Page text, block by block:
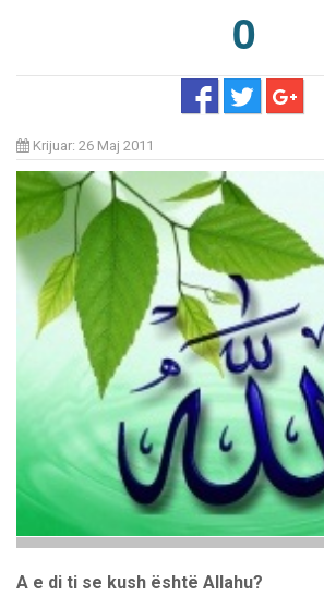
0
Krijuar: 26 Maj 2011
A e di ti se kush është Allahu?